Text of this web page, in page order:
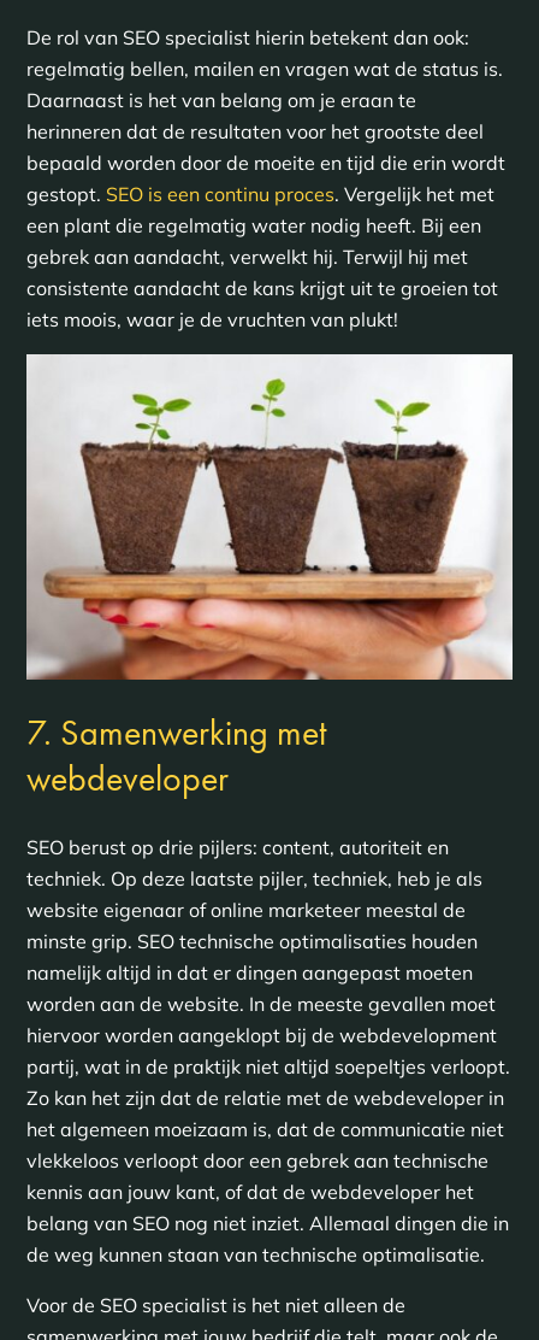
De rol van SEO specialist hierin betekent dan ook:
regelmatig bellen, mailen en vragen wat de status is.
Daarnaast is het van belang om je eraan te
herinneren dat de resultaten voor het grootste deel
bepaald worden door de moeite en tijd die erin wordt
gestopt. SEO is een continu proces. Vergelijk het met
een plant die regelmatig water nodig heeft. Bij een
gebrek aan aandacht, verwelkt hij. Terwijl hij met
consistente aandacht de kans krijgt uit te groeien tot
iets moois, waar je de vruchten van plukt!
7. Samenwerking met
webdeveloper
SEO berust op drie pijlers: content, autoriteit en
techniek. Op deze laatste pijler, techniek, heb je als
website eigenaar of online marketeer meestal de
minste grip. SEO technische optimalisaties houden
namelijk altijd in dat er dingen aangepast moeten
worden aan de website. In de meeste gevallen moet
hiervoor worden aangeklopt bij de webdevelopment
partij, wat in de praktijk niet altijd soepeltjes verloopt.
Zo kan het zijn dat de relatie met de webdeveloper in
het algemeen moeizaam is, dat de communicatie niet
vlekkeloos verloopt door een gebrek aan technische
kennis aan jouw kant, of dat de webdeveloper het
belang van SEO nog niet inziet. Allemaal dingen die in
de weg kunnen staan van technische optimalisatie.
Voor de SEO specialist is het niet alleen de